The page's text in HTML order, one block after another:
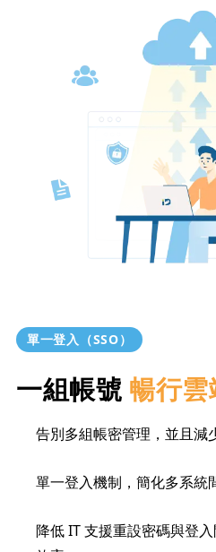
單一登入（SSO）
一組帳號 暢行
告別多組帳密管理，並且減
單一登入機制，簡化多系統
降低 IT 支援重設密碼與登